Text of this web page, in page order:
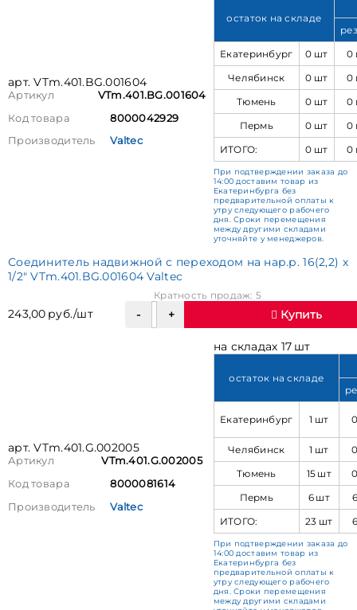
арт. VTm.401.BG.001604
Артикул
VTm.401.BG.001604
Код товара
8000042929
Производитель
Valtec
остаток на складе
Екатеринбург
0 шт
0
Челябинск
0 шт
0
Тюмень
0 шт
0
Пермь
0 шт
0
ИТОГО:
0 шт 0
При подтверждении заказа до
14:00 доставим товар из
Екатеринбурга без
предварительной оплаты к
утру следующего рабочего
дня. Сроки перемещения
между другими складами
уточняйте у менеджеров.
Соединитель надвижной с переходом на нар.р. 16(2,2) х
1/2" VTm.401.BG.001604 Valtec
243,00 руб./шт
Кратность продаж: 5
Купить
арт. VTm.401.G.002005
Артикул
VTm.401.G.002005
Код товара
8000081614
Производитель
Valtec
на складах 17 шт
остаток на складе
Екатеринбург 1 шт
Челябинск 1 шт
Тюмень
15 шт
Пермь
6 шт
ИТОГО:
23 шт
При подтверждении заказа до
14:00 доставим товар из
Екатеринбурга без
предварительной оплаты к
утру следующего рабочего
дня. Сроки перемещения
между другими складами